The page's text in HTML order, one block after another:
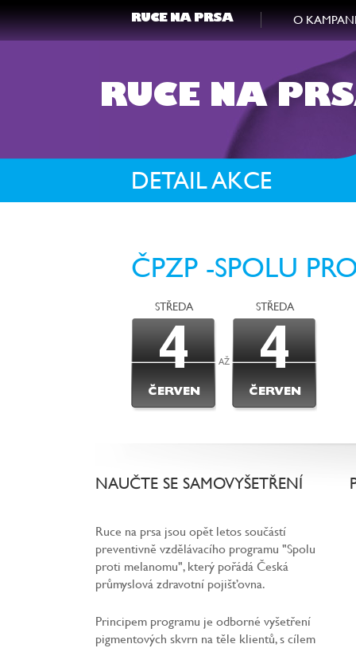
RUCE NA PRSA O
RUCE NA
DETAIL AKCE
ČPZP -SPOLU
STŘEDA
4
ČERVEN
AŽ
STŘEDA
4
ČERVEN
NAUČTE SE SAMOVYŠETŘENÍ
Ruce na prsa jsou opět letos součástí
preventivně vzdělávacího programu "Spolu
proti melanomu", který pořádá Česká
průmyslová zdravotní pojišťovna.
Principem programu je odborné vyšetření
pigmentových skvrn na těle klientů, s cílem